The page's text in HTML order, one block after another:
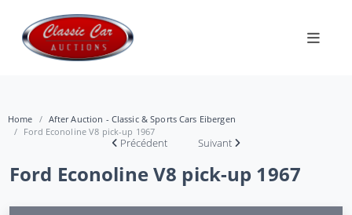
Home
After Auction - Classic & Sports Cars Eibergen
Ford Econoline V8 pick-up 1967
Précédent Suivant
Ford Econoline V8 pick-up 1967